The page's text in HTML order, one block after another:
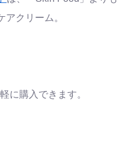
クリーム。
に購入できます。